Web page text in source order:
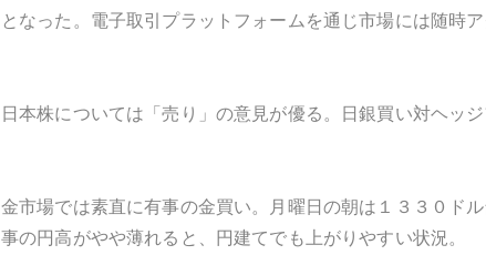
となった。電子取引プラットフォームを通じ市場には随時ア
日本株については「売り」の意見が優る。日銀買い対ヘッ
金市場では素直に有事の金買い。月曜日の朝は１３３０ド
事の円高がやや薄れると、円建てでも上がりやすい状況。